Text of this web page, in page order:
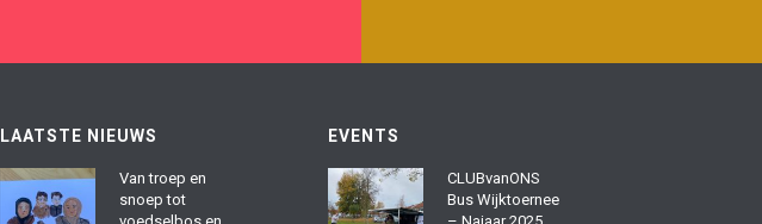
verbonden en organisch. Iedereen snapt en
LAATSTE NIEUWS
Van troep en
snoep tot
voedselbos en
EVENTS
CLUBvanONS
Bus Wijktoernee
– Najaar 2025